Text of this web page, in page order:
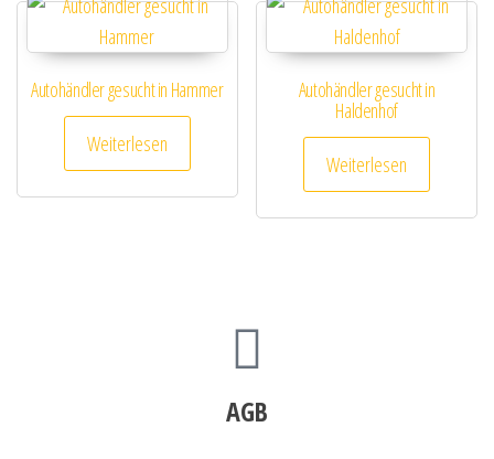
Autohändler gesucht in Hammer
Weiterlesen
Autohändler gesucht in
Haldenhof
Weiterlesen
AGB